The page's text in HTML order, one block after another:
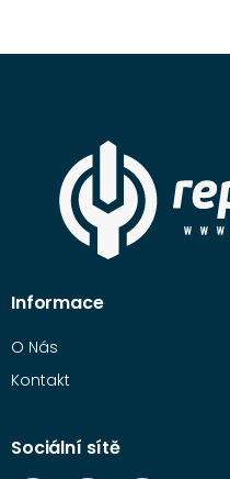
Informace
O Nás
Kontakt
Sociální sítě